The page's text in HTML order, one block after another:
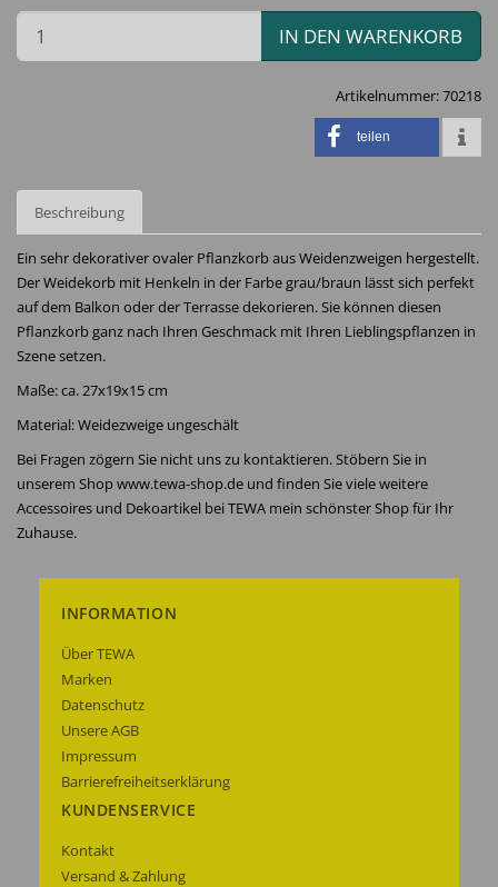
IN DEN WARENKORB
Artikelnummer:70218
teilen
Beschreibung
Ein sehr dekorativer ovaler Pflanzkorb aus Weidenzweigen hergestellt.
Der Weidekorb mit Henkeln in der Farbe grau/braun lässt sich perfekt
auf dem Balkon oder der Terrasse dekorieren. Sie können diesen
Pflanzkorb ganz nach Ihren Geschmack mit Ihren Lieblingspflanzen in
Szene setzen.
Maße: ca. 27x19x15 cm
Material: Weidezweige ungeschält
Bei Fragen zögern Sie nicht uns zu kontaktieren. Stöbern Sie in
unserem Shop www.tewa-shop.de und finden Sie viele weitere
Accessoires und Dekoartikel bei TEWA mein schönster Shop für Ihr
Zuhause.
INFORMATION
Über TEWA
Marken
Datenschutz
Unsere AGB
Impressum
Barrierefreiheitserklärung
KUNDENSERVICE
Kontakt
Versand & Zahlung